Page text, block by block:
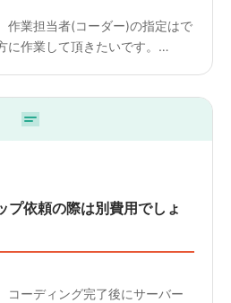
作業担当者(コーダー)の指定はで
作業して頂きたいです。
プ依頼の際は別費用でしょ
コーディング完了後にサーバー